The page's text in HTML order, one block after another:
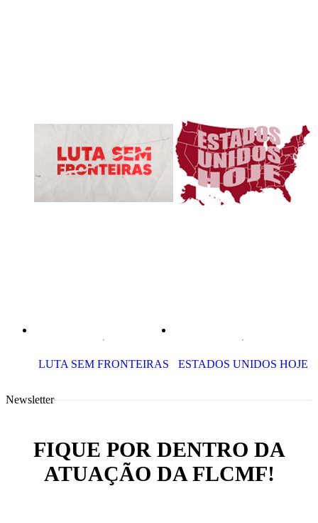
LUTA SEM FRONTEIRAS ESTADOS UNIDOS HOJE
Newsletter
FIQUE POR DENTRO DA
ATUAÇÃO DA FLCMF!